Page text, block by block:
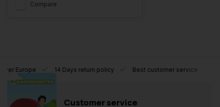
Compare
Europe 14 Days return policy Best customer service
Customer service